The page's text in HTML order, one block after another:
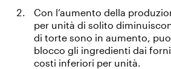
Con l’aumento della
per unità di solito
di torte sono in aumento,
blocco gli ingredienti dai
costi inferiori per unità.